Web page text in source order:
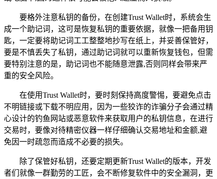
要格外注意私钥的备份，在创建Trust Wallet时，系统会生
成一个助记词，这可是恢复私钥的重要依据，就像一把备用钥
匙，一定要将助记词工工整整地抄写在纸上，并妥善保管好，
要是不慎丢失了私钥，通过助记词就可以重新恢复钱包，但需
要特别注意的是，助记词也不能随意泄露,否则同样会带来严
重的安全风险。
在使用Trust Wallet时，要时刻保持高度警惕，要避免点击
不明链接或下载不明应用，因为一些狡诈的诈骗分子会通过精
心设计的钓鱼网站或恶意软件来获取用户的私钥信息，在进行
交易时，要像对待精密仪器一样仔细确认交易地址和金额,避
免因一时疏忽而造成不必要的损失。
除了保管好私钥，还要定期更新Trust Wallet的版本，开发
者们就像一群勤劳的工匠，会不断修复软件中的安全漏洞，更